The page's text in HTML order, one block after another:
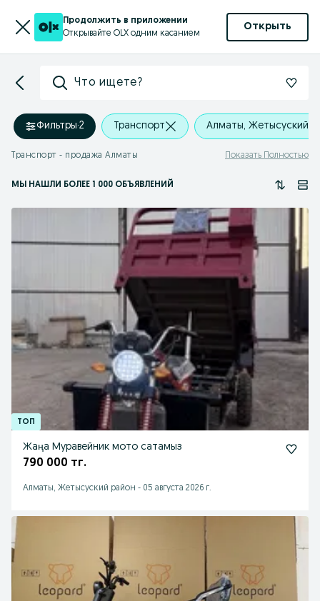
Продолжить в приложении
Открывайте OLX одним касанием
Открыть
Что ищете?
Фильтры·2 Транспорт Алматы, Жетысуский
Транспорт - продажа Алматы Показать Полностью
МЫ НАШЛИ БОЛЕЕ 1 000 ОБЪЯВЛЕНИЙ
Жаңа Муравейник мото сатамыз
790 000 тг.
Алматы, Жетысуский район - 05 августа 2026 г.